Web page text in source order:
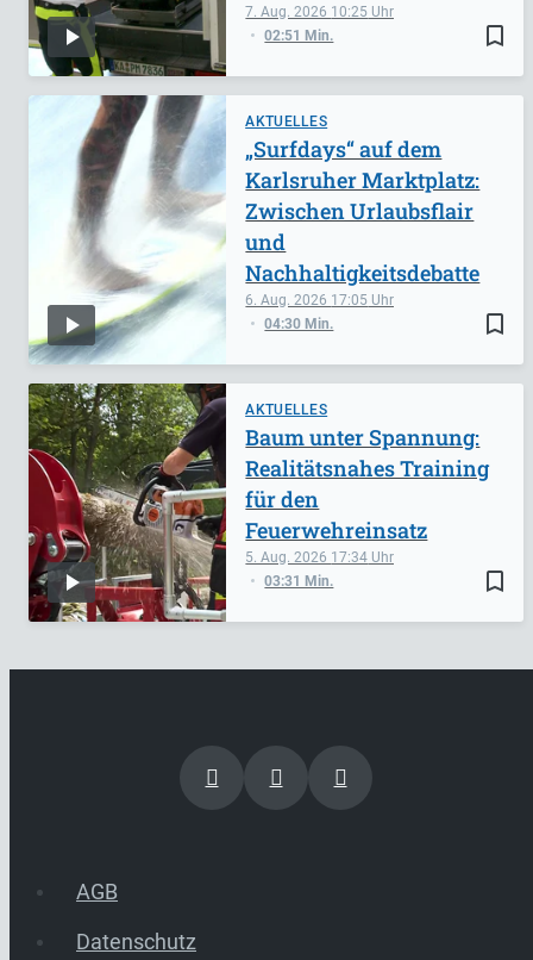
bookmark_border
7. Aug. 2026 10:25
02:51 Min.
AKTUELLES
bookmark_border
6. Aug. 2026 17:05
04:30 Min.
„Surfdays“ auf dem
Karlsruher Marktplatz:
Zwischen Urlaubsflair
und
Nachhaltigkeitsdebatte
AKTUELLES
bookmark_border
5. Aug. 2026 17:34
03:31 Min.
Baum unter Spannung:
Realitätsnahes Training
für den
Feuerwehreinsatz
AGB
Datenschutz